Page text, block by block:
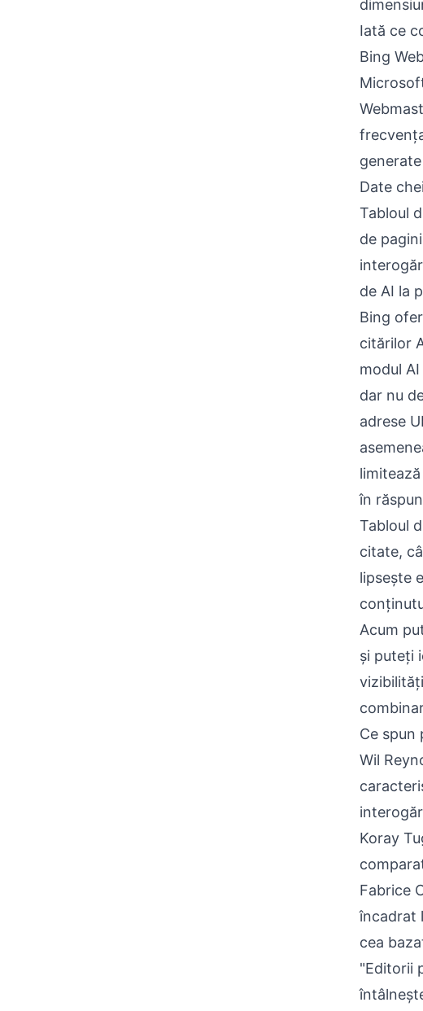
Iată ce
Bing
Date
Tabloul
de
de AI la
Bing
citărilor
modul
dar nu
adrese
în
Tabloul
citate,
lipsește
Acum
și puteți
Ce spun
Wil
Koray
Fabrice
încadrat
cea
"Editorii